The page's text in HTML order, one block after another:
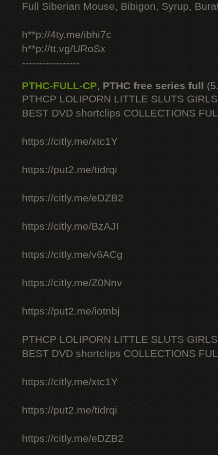
Full Siberian Mouse, Bibigon, Syrup,
h**p://4ty.me/ibhi7c
h**p://tt.vg/URoSx
-----------------
PTHC-FULL-CP, PTHC free series full
PTHCP LOLIPORN LITTLE SLUTS
BEST DVD shortclips COLLECTIONS
https://citly.me/xtc1Y
https://put2.me/tidrqi
https://citly.me/eDZB2
https://citly.me/BzAJI
https://citly.me/v6ACg
https://citly.me/Z0Nnv
https://put2.me/iotnbj
PTHCP LOLIPORN LITTLE SLUTS
BEST DVD shortclips COLLECTIONS
https://citly.me/xtc1Y
https://put2.me/tidrqi
https://citly.me/eDZB2